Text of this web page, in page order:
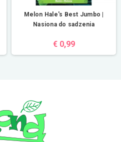
Melon Hale's Best Jumbo |
Nasiona do sadzenia
€ 0,99